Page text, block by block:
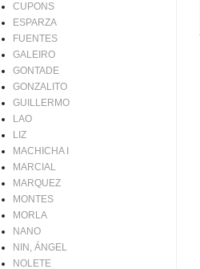
CUPONS
ESPARZA
FUENTES
GALEIRO
GONTADE
GONZALITO
GUILLERMO
LAO
LIZ
MACHICHA I
MARCIAL
MARQUEZ
MONTES
MORLA
NANO
NIN, ÁNGEL
NOLETE